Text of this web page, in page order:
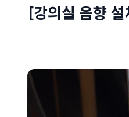
[강의실 음향